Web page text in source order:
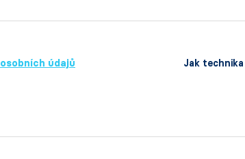
osobních údajů Jak